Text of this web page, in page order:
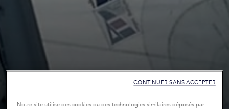
Notre site utilise des cookies ou des technologies similaires déposés par
CONTINUER SANS ACCEPTER